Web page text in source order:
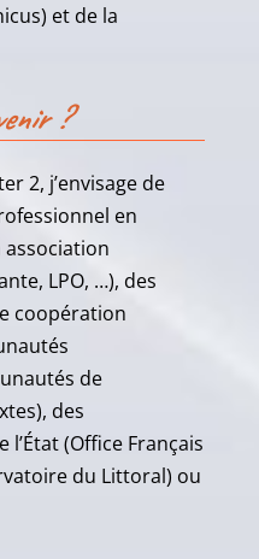
et de la
?
2, j’envisage de
en
LPO, …), des
coopération
de
des
(Office Français
du Littoral) ou